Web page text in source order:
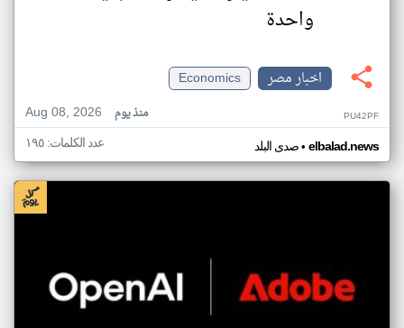
واحدة
اخبار مصر
Economics
Aug 08, 2026
منذ يوم PU42PF
صدى البلد• elbalad.news عدد الكلمات: ١٩٥